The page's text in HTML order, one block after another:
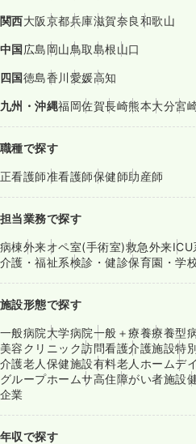
関西大阪京都兵庫滋賀奈良和歌山
中国広島岡山鳥取島根山口
四国徳島香川愛媛高知
九州・沖縄福岡佐賀長崎熊本大分宮
職種で探す
正看護師准看護師保健師助産師
担当業務で探す
病棟外来オペ室(手術室)救急外来ICU
介護・福祉系検診・健診保育園・学
施設形態で探す
一般病院大学病院一般＋療養療養型
美容クリニック訪問看護介護施設特
介護老人保健施設有料老人ホームデ
グループホームサ高住障がい者施設
企業
年収で探す